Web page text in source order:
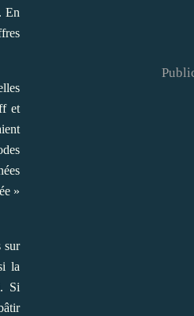
En
et
»
sur
la
Si